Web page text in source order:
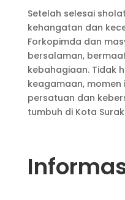
Setelah selesai
kehangatan dan
Forkopimda dan
bersalaman,
kebahagiaan. Tidak
keagamaan, momen
persatuan dan
tumbuh di Kota